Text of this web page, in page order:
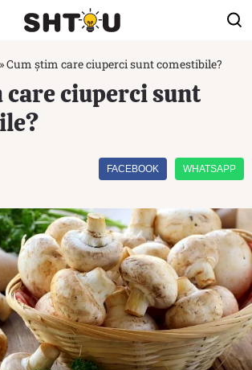
»Cum știm care ciuperci sunt comestibile?
care ciuperci sunt
FACEBOOK WHATSAPP